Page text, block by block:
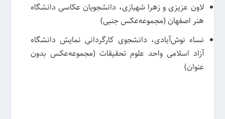
لاون عزیزی و زهرا شهبازی، دانشجویان عکاسی دانشگاه
هنر اصفهان (مجموعه‌عکس جنبی)
نساء نوش‌آبادی، دانشجوی کارگردانی نمایش دانشگاه
آزاد اسلامی واحد علوم تحقیقات (مجموعه‌عکس بدون
عنوان)